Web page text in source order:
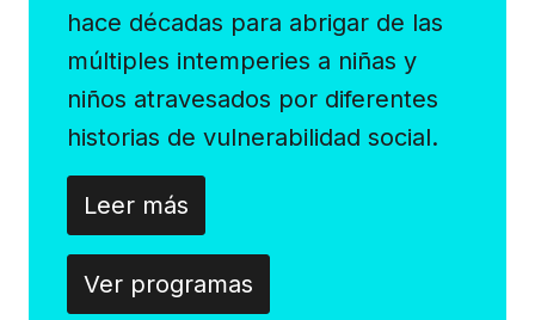
hace décadas para abrigar de las
múltiples intemperies a niñas y
niños atravesados por diferentes
historias de vulnerabilidad social.
Leer más
Ver programas